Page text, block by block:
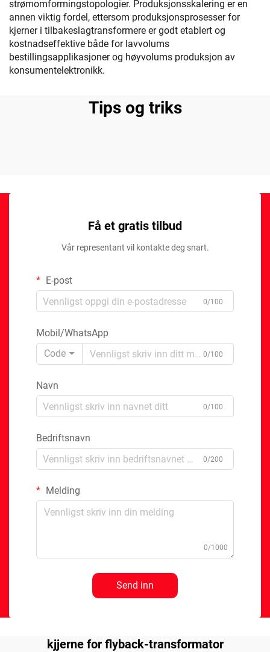
strømomformingstopologier. Produksjonsskalering er en
annen viktig fordel, ettersom produksjonsprosesser for
kjerner i tilbakeslagtransformere er godt etablert og
kostnadseffektive både for lavvolums
bestillingsapplikasjoner og høyvolums produksjon av
konsumentelektronikk.
Tips og triks
Få et gratis tilbud
Vår representant vil kontakte deg snart.
E-post
0/100
Mobil/WhatsApp
Code
0/100
Navn
0/100
Bedriftsnavn
0/200
Melding
0/1000
Send inn
kjjerne for flyback-transformator